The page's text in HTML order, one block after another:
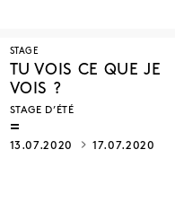
STAGE
TU VOIS CE QUE JE
VOIS ?
STAGE D’ÉTÉ
13.07.2020 17.07.2020